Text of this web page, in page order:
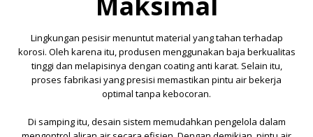
Lingkungan pesisir menuntut material yang tahan terhadap
korosi. Oleh karena itu, produsen menggunakan baja berkualitas
tinggi dan melapisinya dengan coating anti karat. Selain itu,
proses fabrikasi yang presisi memastikan pintu air bekerja
optimal tanpa kebocoran.
Di samping itu, desain sistem memudahkan pengelola dalam